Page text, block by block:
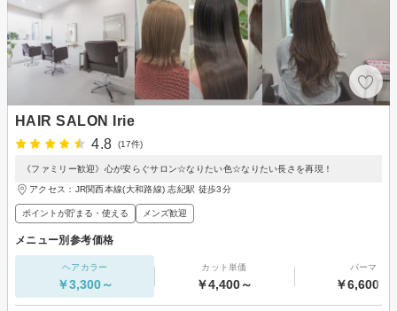
HAIR SALON Irie
4.8
(17件)
《ファミリー歓迎》心が安らぐサロン☆なりたい色☆なりたい長さを再現！
アクセス：JR関西本線(大和路線) 志紀駅 徒歩3分
ポイントが貯まる・使える メンズ歓迎
メニュー別参考価格
ヘアカラー
￥3,300～
カット単価
￥4,400～
パーマ
￥6,600～